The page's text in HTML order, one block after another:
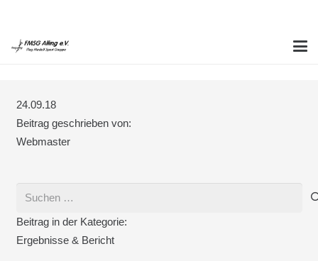
24.09.18
Beitrag geschrieben von:
Webmaster
Suchen
Beitrag in der Kategorie:
Ergebnisse & Bericht